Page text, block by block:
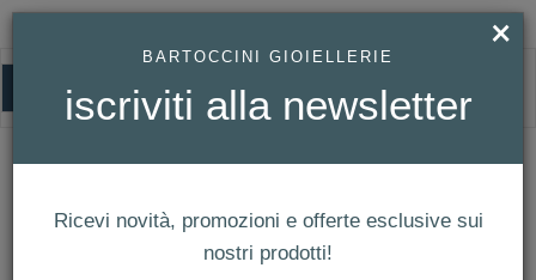
OROLOGI
×
BARTOCCINI GIOIELLERIE
iscriviti alla newsletter
Ricevi novità, promozioni e offerte esclusive sui
nostri prodotti!